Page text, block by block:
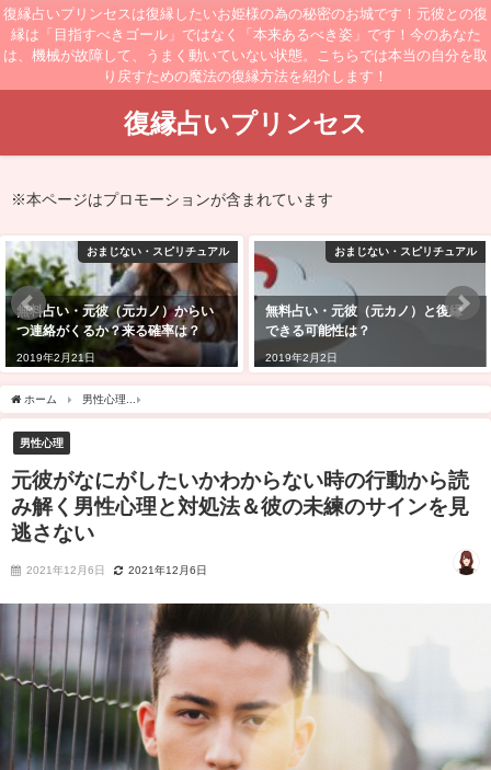
復縁占いプリンセスは復縁したいお姫様の為の秘密のお城です！元彼との復
縁は「目指すべきゴール」ではなく「本来あるべき姿」です！今のあなた
は、機械が故障して、うまく動いていない状態。こちらでは本当の自分を取
り戻すための魔法の復縁方法を紹介します！
復縁占いプリンセス
※本ページはプロモーションが含まれています
おまじない・スピリチュアル
無料占い・元彼（元カノ）と復縁
できる可能性は？
2019年2月2日
おまじない・スピリチュアル
無料占い・元彼（元カノ）との復
縁は諦めるべき？新しい恋がい
ホーム 男性心理
男性心理
元彼がなにがしたいかわからない時の行動から読
み解く男性心理と対処法＆彼の未練のサインを見
逃さない
2021年12月6日 2021年12月6日